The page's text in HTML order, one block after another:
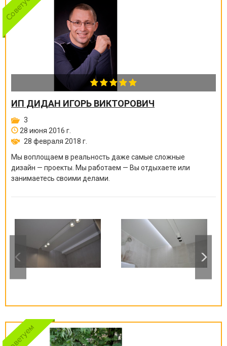
ИП ДИДАН ИГОРЬ ВИКТОРОВИЧ
3
28 июня 2016 г.
28 февраля 2018 г.
Мы воплощаем в реальность даже самые сложные
дизайн — проекты. Мы работаем — Вы отдыхаете или
занимаетесь своими делами.